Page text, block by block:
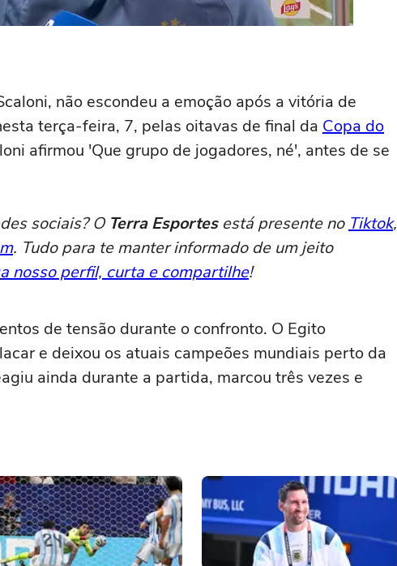
não escondeu a emoção após a vitória de
terça-feira, 7, pelas oitavas de final da Copa do
afirmou 'Que grupo de jogadores, né', antes de se
sociais? O Terra Esportesestá presente no Tiktok,
. Tudo para te manter informado de um jeito
nosso perfil, curta e compartilhe!
de tensão durante o confronto. O Egito
e deixou os atuais campeões mundiais perto da
ainda durante a partida, marcou três vezes e